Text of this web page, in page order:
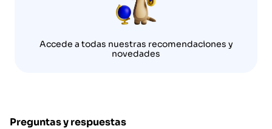
Accede a todas nuestras recomendaciones y
novedades
Preguntas y respuestas